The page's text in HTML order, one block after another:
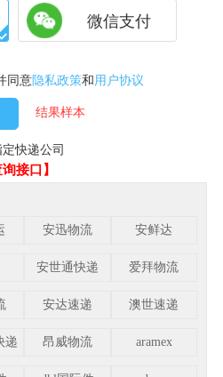
微信支付
同意隐私政策和 用户协议
结果样本
快递公司
接口】
安迅物流 安鲜达
安世通快递 爱拜物流
安达速递 澳世速递
递 昂威物流 aramex